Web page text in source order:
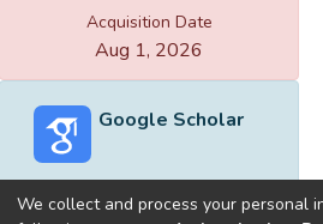
Acquisition Date
Aug 1, 2026
Google Scholar
We collect and process your personal